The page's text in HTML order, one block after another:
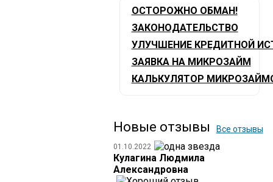
ОСТОРОЖНО ОБМАН!
ЗАКОНОДАТЕЛЬСТВО
УЛУЧШЕНИЕ КРЕДИТНОЙ
ЗАЯВКА НА МИКРОЗАЙМ
КАЛЬКУЛЯТОР
Новые отзывы Все отзывы
01.10.2022
Кулагина Людмила
Александровна